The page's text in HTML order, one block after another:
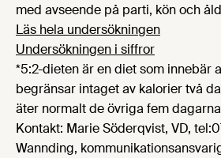
med avseende på parti, kön och
Läs hela undersökningen
Undersökningen i siffror
*5:2-dieten är en diet som innebär
begränsar intaget av kalorier två
äter normalt de övriga fem
Kontakt: Marie Söderqvist, VD,
Wannding,